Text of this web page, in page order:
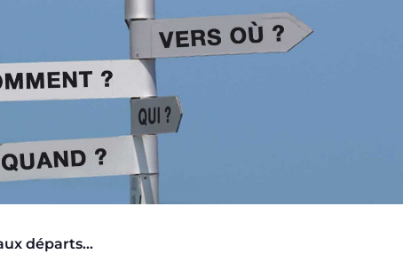
départs…